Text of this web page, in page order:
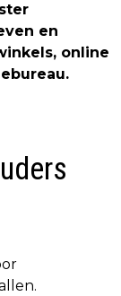
en
online